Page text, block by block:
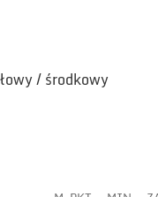
/ środkowy